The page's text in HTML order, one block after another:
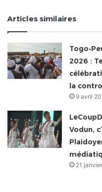
Articles similaires
2026 :
la
9 avril
Vodun,
21